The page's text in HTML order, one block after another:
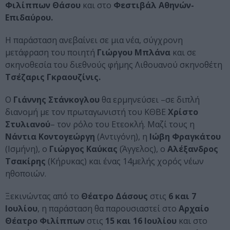
Φιλίππων Θάσου και στο Φεστιβάλ Αθηνών-
Επιδαύρου.
Η παράσταση ανεβαίνει σε μια νέα, σύγχρονη
μετάφραση του ποιητή Γιώργου Μπλάνα και σε
σκηνοθεσία του διεθνούς φήμης Λιθουανού σκηνοθέτη
Τσέζαρις Γκραουζίνις.
Ο Γιάννης Στάνκογλου θα ερμηνεύσει –σε διπλή
διανομή με τον πρωταγωνιστή του ΚΘΒΕ Χρίστο
Στυλιανού– τον ρόλο του Ετεοκλή. Μαζί τους η
Νάντια Κοντογεώργη (Αντιγόνη), η Ιώβη Φραγκάτου
(Ισμήνη), ο Γιώργος Καύκας (Άγγελος), ο Αλέξανδρος
Τσακίρης (Κήρυκας) και ένας 14μελής χορός νέων
ηθοποιών.
Ξεκινώντας από το Θέατρο Δάσους στις 6 και 7
Ιουλίου, η παράσταση θα παρουσιαστεί στο Αρχαίο
Θέατρο Φιλίππων στις 15 και 16 Ιουλίου και στο